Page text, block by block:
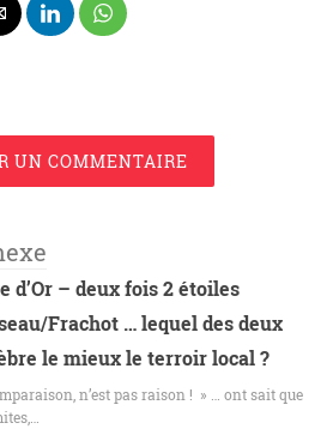
UN COMMENTAIRE
d’Or – deux fois 2 étoiles
Frachot … lequel des deux
le mieux le terroir local ?
n’est pas raison ! » … ont sait que